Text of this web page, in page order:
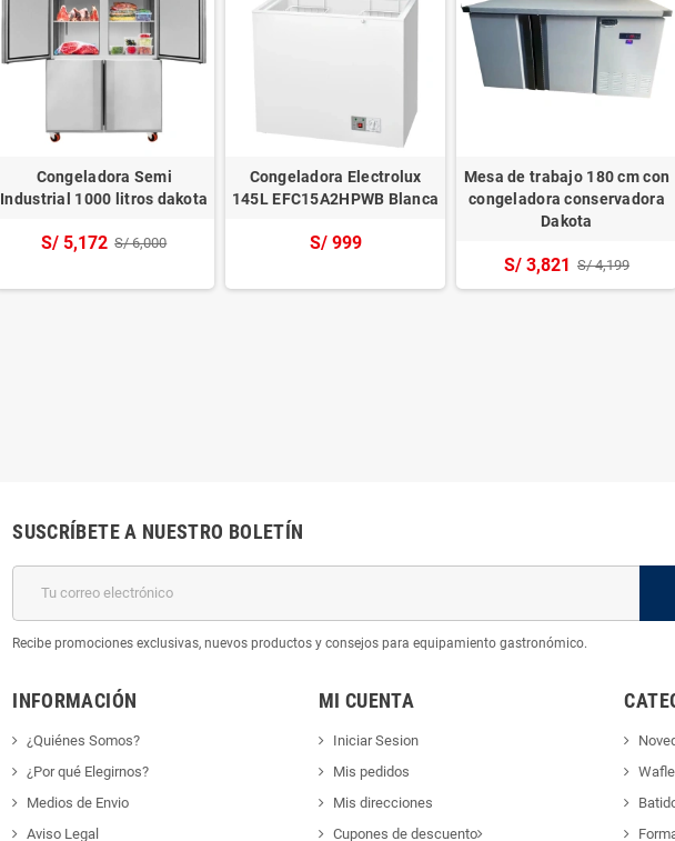
Congeladora Semi
Industrial 1000 litros dakota
S/ 5,172 S/ 6,000
Congeladora Electrolux
145L EFC15A2HPWB Blanca
S/ 999
Mesa de trabajo 180 cm con
congeladora conservadora
Dakota
S/ 3,821 S/ 4,199
SUSCRÍBETE A NUESTRO BOLETÍN
Recibe promociones exclusivas, nuevos productos y consejos para equipamiento gastronómico.
INFORMACIÓN
¿Quiénes Somos?
¿Por qué Elegirnos?
Medios de Envio
Aviso Legal
MI CUENTA
Iniciar Sesion
Mis pedidos
Mis direcciones
Cupones de descuento